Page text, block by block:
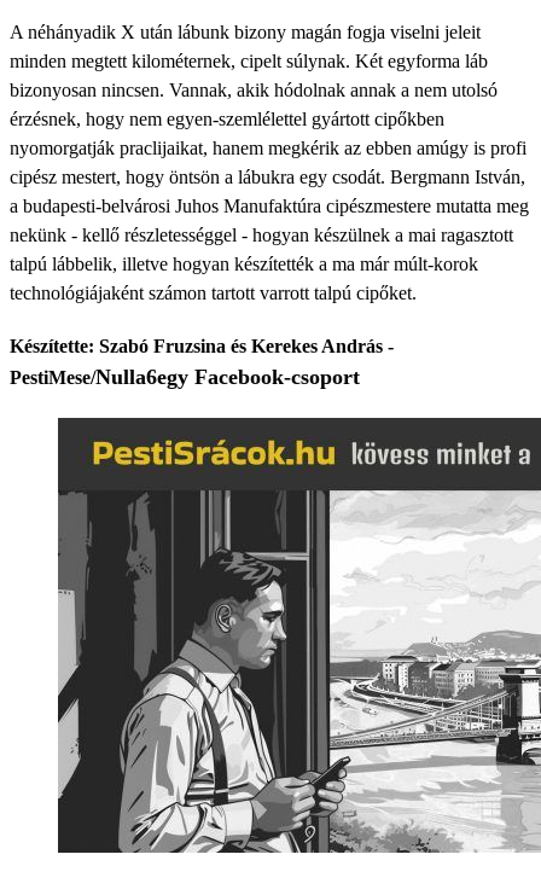
A néhányadik X után lábunk bizony magán fogja viselni jeleit
minden megtett kilométernek, cipelt súlynak. Két egyforma láb
bizonyosan nincsen. Vannak, akik hódolnak annak a nem utolsó
érzésnek, hogy nem egyen-szemlélettel gyártott cipőkben
nyomorgatják praclijaikat, hanem megkérik az ebben amúgy is profi
cipész mestert, hogy öntsön a lábukra egy csodát. Bergmann István,
a budapesti-belvárosi Juhos Manufaktúra cipészmestere mutatta meg
nekünk - kellő részletességgel - hogyan készülnek a mai ragasztott
talpú lábbelik, illetve hogyan készítették a ma már múlt-korok
technológiájaként számon tartott varrott talpú cipőket.
Készítette: Szabó Fruzsina és Kerekes András -
PestiMese/Nulla6egy Facebook-csoport